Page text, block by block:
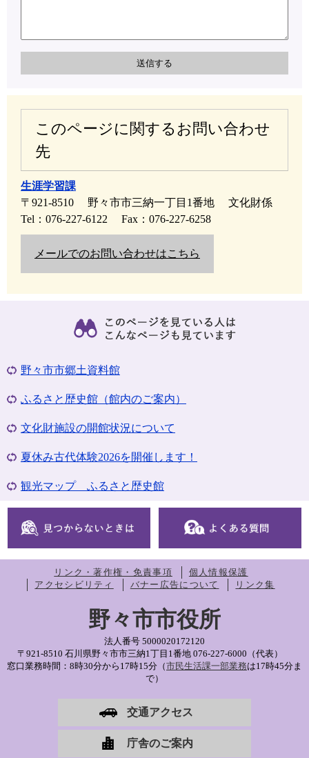
このページに関するお問い合わせ
先
生涯学習課
〒921-8510
野々市市三納一丁目1番地
文化財係
Tel：076-227-6122
Fax：076-227-6258
メールでのお問い合わせはこちら
野々市市郷土資料館
ふるさと歴史館（館内のご案内）
文化財施設の開館状況について
夏休み古代体験2026を開催します！
観光マップ ふるさと歴史館
リンク・著作権・免責事項
個人情報保護
アクセシビリティ
バナー広告について リンク集
野々市市役所
法人番号 5000020172120
〒921-8510 石川県野々市市三納1丁目1番地 076-227-6000（代表）
窓口業務時間：8時30分から17時15分（市民生活課一部業務は17時45分ま
で）
交通アクセス
庁舎のご案内